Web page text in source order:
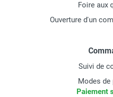
Foire aux
Ouverture d'un
Suivi de
Modes de
Paiement